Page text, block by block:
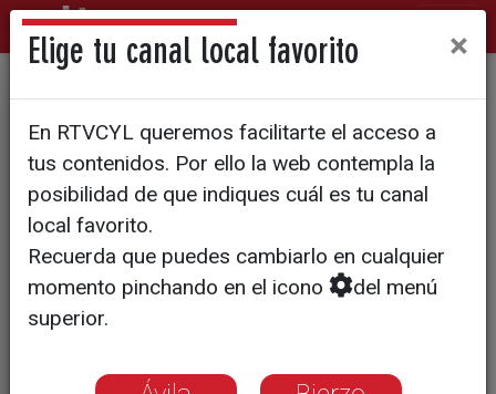
Las oficinas móviles y las
sucursales rurales reducen
un tercio la exclusión
bancaria en Castilla y León
El 8% de los habitantes de la comunidad
carece de acceso financiero presencial,
Elige tu canal local favorito ×
En RTVCYL queremos facilitarte el acceso a
tus contenidos. Por ello la web contempla la
posibilidad de que indiques cuál es tu canal
local favorito.
Recuerda que puedes cambiarlo en cualquier
momento pinchando en el icono
del menú
superior.